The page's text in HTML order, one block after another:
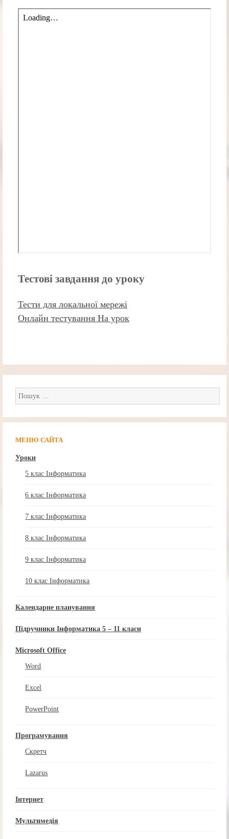
Тестові завдання до уроку
Тести для локальної мережі
Онлайн тестування На урок
Пошук:
МЕНЮ САЙТА
Уроки
5 клас Інформатика
6 клас Інформатика
7 клас Інформатика
8 клас Інформатика
9 клас Інформатика
10 клас Інформатика
Календарне планування
Підручники Інформатика 5 – 11 класи
Microsoft Office
Word
Excel
PowerPoint
Програмування
Скретч
Lazarus
Інтернет
Мультимедія